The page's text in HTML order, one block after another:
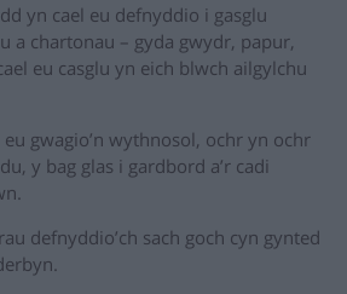
yn cael eu defnyddio i gasglu
a chartonau – gyda gwydr, papur,
eu casglu yn eich blwch ailgylchu
eu gwagio’n wythnosol, ochr yn ochr
y bag glas i gardbord a’r cadi
defnyddio’ch sach goch cyn gynted